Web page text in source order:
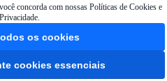
concorda com nossas Políticas de Cookies e
Privacidade.
os cookies
cookies essenciais